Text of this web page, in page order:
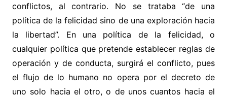
conflictos, al contrario. No se trataba “de una
política de la felicidad sino de una exploración hacia
la libertad”. En una política de la felicidad, o
cualquier política que pretende establecer reglas de
operación y de conducta, surgirá el conflicto, pues
el flujo de lo humano no opera por el decreto de
uno solo hacia el otro, o de unos cuantos hacia el